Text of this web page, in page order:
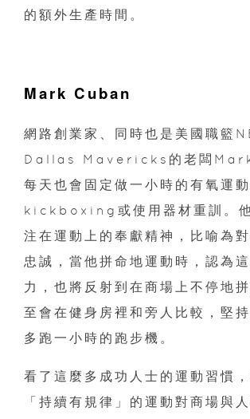
的額外生產時間。
Mark Cuban
網路創業家、同時也是美國職籃
Dallas Mavericks的老闆
每天也會固定做一小時的有氧運動
kickboxing或使用器材重訓。
注在運動上的奉獻精神，比喻為
忠誠，當他拼命地運動時，認為
力，也將反射到在商場上不停地
至會在健身房裡和旁人比較，堅
多跑一小時的跑步機。
看了這麼多成功人士的運動習慣
「持續有規律」的運動對商場與